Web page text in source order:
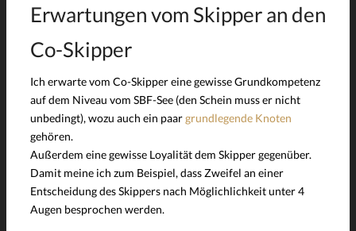
Erwartungen vom Skipper an den
Co-Skipper
Ich erwarte vom Co-Skipper eine gewisse Grundkompetenz
auf dem Niveau vom SBF-See (den Schein muss er nicht
unbedingt), wozu auch ein paargrundlegende Knoten
gehören.
Außerdem eine gewisse Loyalität dem Skipper gegenüber.
Damit meine ich zum Beispiel, dass Zweifel an einer
Entscheidung des Skippers nach Möglichlichkeit unter 4
Augen besprochen werden.